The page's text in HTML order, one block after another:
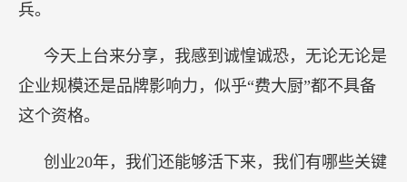
兵。
今天上台来分享，我感到诚惶诚恐，无论无论是
企业规模还是品牌影响力，似乎“费大厨”都不具备
这个资格。
创业20年，我们还能够活下来，我们有哪些关键